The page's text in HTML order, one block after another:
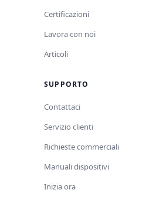
Certificazioni
Lavora con noi
Articoli
SUPPORTO
Contattaci
Servizio clienti
Richieste commerciali
Manuali dispositivi
Inizia ora